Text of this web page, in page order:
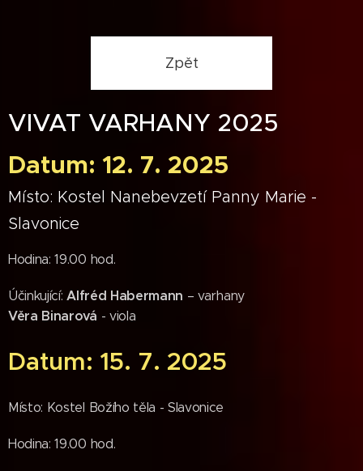
Zpět
VIVAT VARHANY 2025
Datum: 12. 7. 2025
Místo: Kostel Nanebevzetí Panny Marie -
Slavonice
Hodina: 19.00 hod.
Účinkující:Alfréd Habermann – varhany
Věra Binarová - viola
Datum: 15. 7. 2025
Místo: Kostel Božího těla - Slavonice
Hodina: 19.00 hod.